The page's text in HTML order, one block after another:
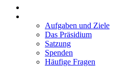
Aufgaben und Ziele
Das Präsidium
Satzung
Spenden
Häufige Fragen